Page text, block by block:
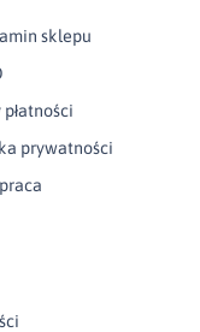
sklepu
płatności
prywatności